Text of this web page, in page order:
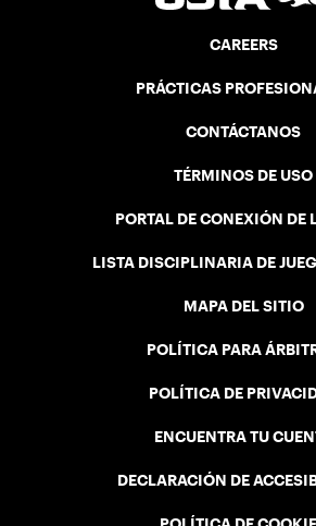
CAREERS
PRÁCTICAS
CONTÁCTANOS
TÉRMINOS DE USO
PORTAL DE CONEXIÓN DE
LISTA DISCIPLINARIA DE
MAPA DEL SITIO
POLÍTICA PARA
POLÍTICA DE
ENCUENTRA TU
DECLARACIÓN DE
POLÍTICA DE